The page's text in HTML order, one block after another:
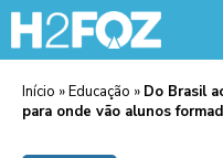
Início »Educação » Do Brasil
para onde vão alunos